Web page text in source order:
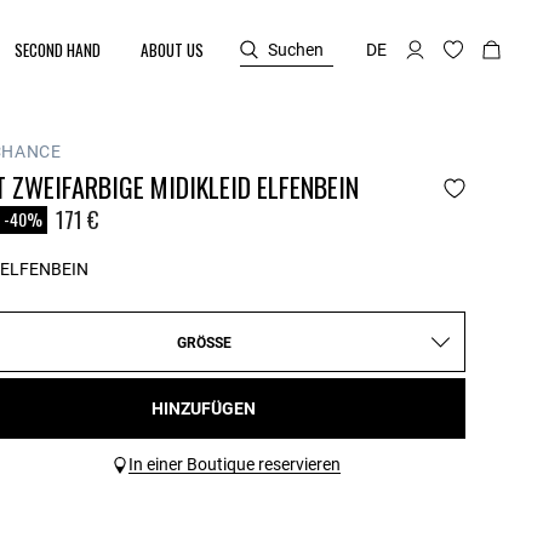
SECOND HAND ABOUT US Suchen DE
ZWEIFARBIGE MIDIKLEID ELFENBEIN
from
-40% 171 €
ELFENBEIN
GRÖSSE
HINZUFÜGEN
In einer Boutique reservieren